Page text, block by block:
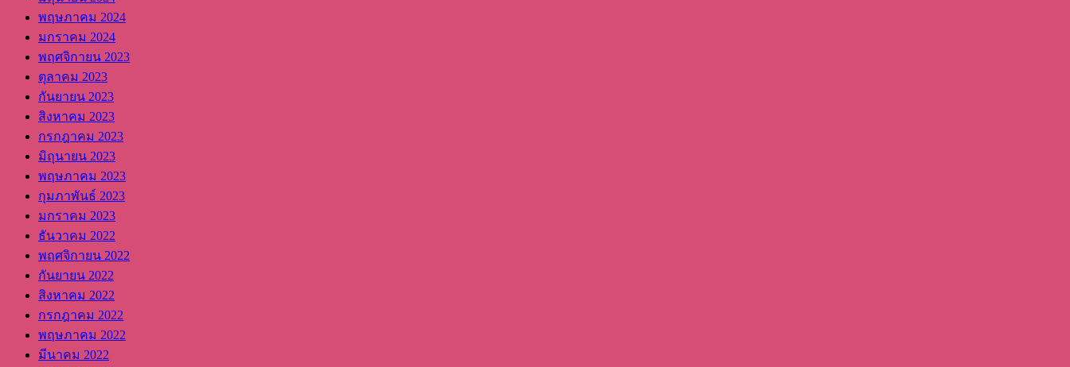
พฤษภาคม 2024
มกราคม 2024
พฤศจิกายน 2023
ตุลาคม 2023
กันยายน 2023
สิงหาคม 2023
กรกฎาคม 2023
มิถุนายน 2023
พฤษภาคม 2023
กุมภาพันธ์ 2023
มกราคม 2023
ธันวาคม 2022
พฤศจิกายน 2022
กันยายน 2022
สิงหาคม 2022
กรกฎาคม 2022
พฤษภาคม 2022
มีนาคม 2022